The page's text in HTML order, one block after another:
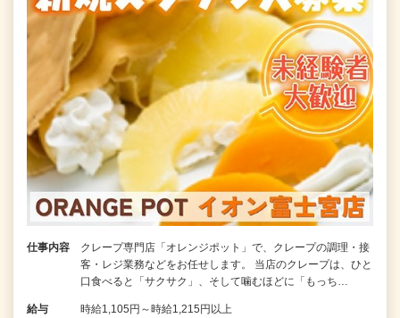
仕事内容
クレープ専門店「オレンジポット」で、クレープの調理・接
客・レジ業務などをお任せします。 当店のクレープは、ひと
口食べると「サクサク」、そして噛むほどに「もっち…
給与 時給1,105円～時給1,215円以上